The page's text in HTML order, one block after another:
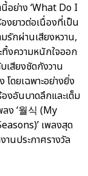
ย่าง ‘What Do I
งยาวต่อเนื่องที่เป็น
รักผ่านเสียงหวาน,
งความหนักใจออก
เสียงชัดกังวาน
ดยเฉพาะอย่างยิ่ง
องอันบาดลึกและเต็ม
ง ‘월식 (My
เพลงสุด
นประกาศรางวัล